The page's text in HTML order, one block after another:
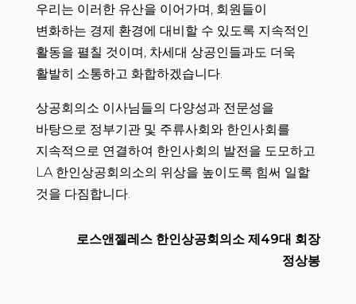
우리는 이러한 유산을 이어가며, 회원들이
변화하는 경제 환경에 대비할 수 있도록 지속적인
활동을 펼칠 것이며, 차세대 상공인들과도 더욱
활발히 소통하고 화합하겠습니다.
상공회의소 이사님들의 다양성과 전문성을
바탕으로 정부기관 및 주류사회와 한인사회를
지속적으로 연결하여 한인사회의 발전을 도모하고
LA 한인상공회의소의 위상을 높이도록 힘써 일할
것을 다짐합니다.
로스앤젤레스 한인상공회의소 제49대 회장
정상봉